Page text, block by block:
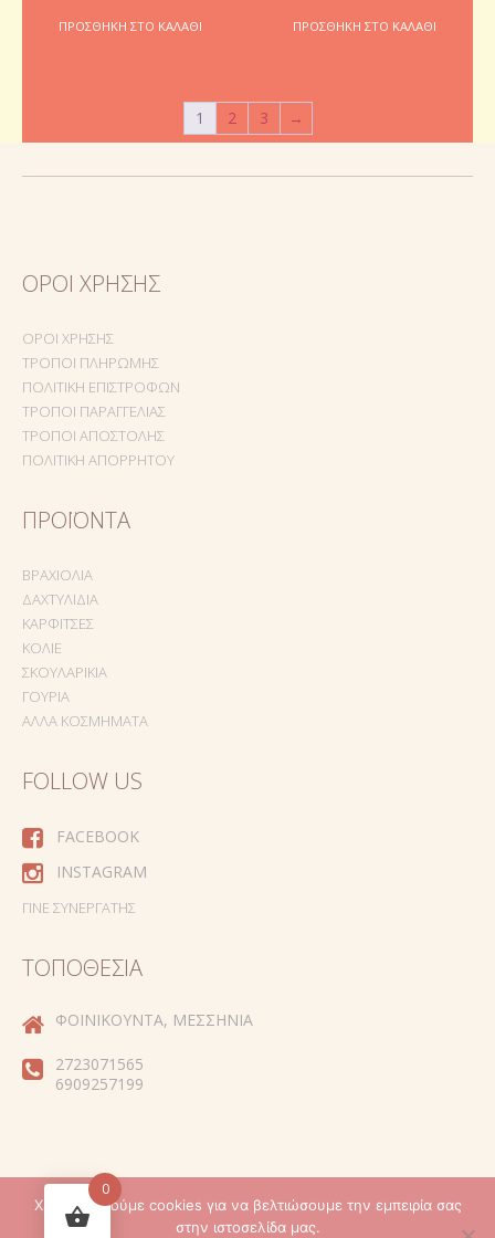
ΠΡΟΣΘΉΚΗ ΣΤΟ ΚΑΛΆΘΙ ΠΡΟΣΘΉΚΗ ΣΤΟ ΚΑΛΆΘΙ
1 2 3 →
ΌΡΟΙ ΧΡΉΣΗΣ
ΌΡΟΙ ΧΡΉΣΗΣ
ΤΡΌΠΟΙ ΠΛΗΡΩΜΉΣ
ΠΟΛΙΤΙΚΉ ΕΠΙΣΤΡΟΦΏΝ
ΤΡΌΠΟΙ ΠΑΡΑΓΓΕΛΊΑΣ
ΤΡΌΠΟΙ ΑΠΟΣΤΟΛΉΣ
ΠΟΛΙΤΙΚΉ ΑΠΟΡΡΉΤΟΥ
ΠΡΟΪΌΝΤΑ
ΒΡΑΧΙΌΛΙΑ
ΔΑΧΤΥΛΊΔΙΑ
ΚΑΡΦΊΤΣΕΣ
ΚΟΛΙΈ
ΣΚΟΥΛΑΡΊΚΙΑ
ΓΟΎΡΙΑ
ΆΛΛΑ ΚΟΣΜΉΜΑΤΑ
FOLLOW US
FACEBOOK
INSTAGRAM
ΓΊΝΕ ΣΥΝΕΡΓΆΤΗΣ
ΤΟΠΟΘΕΣΊΑ
ΦΟΙΝΙΚΟΎΝΤΑ, ΜΕΣΣΗΝΊΑ
2723071565
6909257199
Created by
0
Χρησιμοποιούμε cookies για να βελτιώσουμε την εμπειρία σας
στην ιστοσελίδα μας.